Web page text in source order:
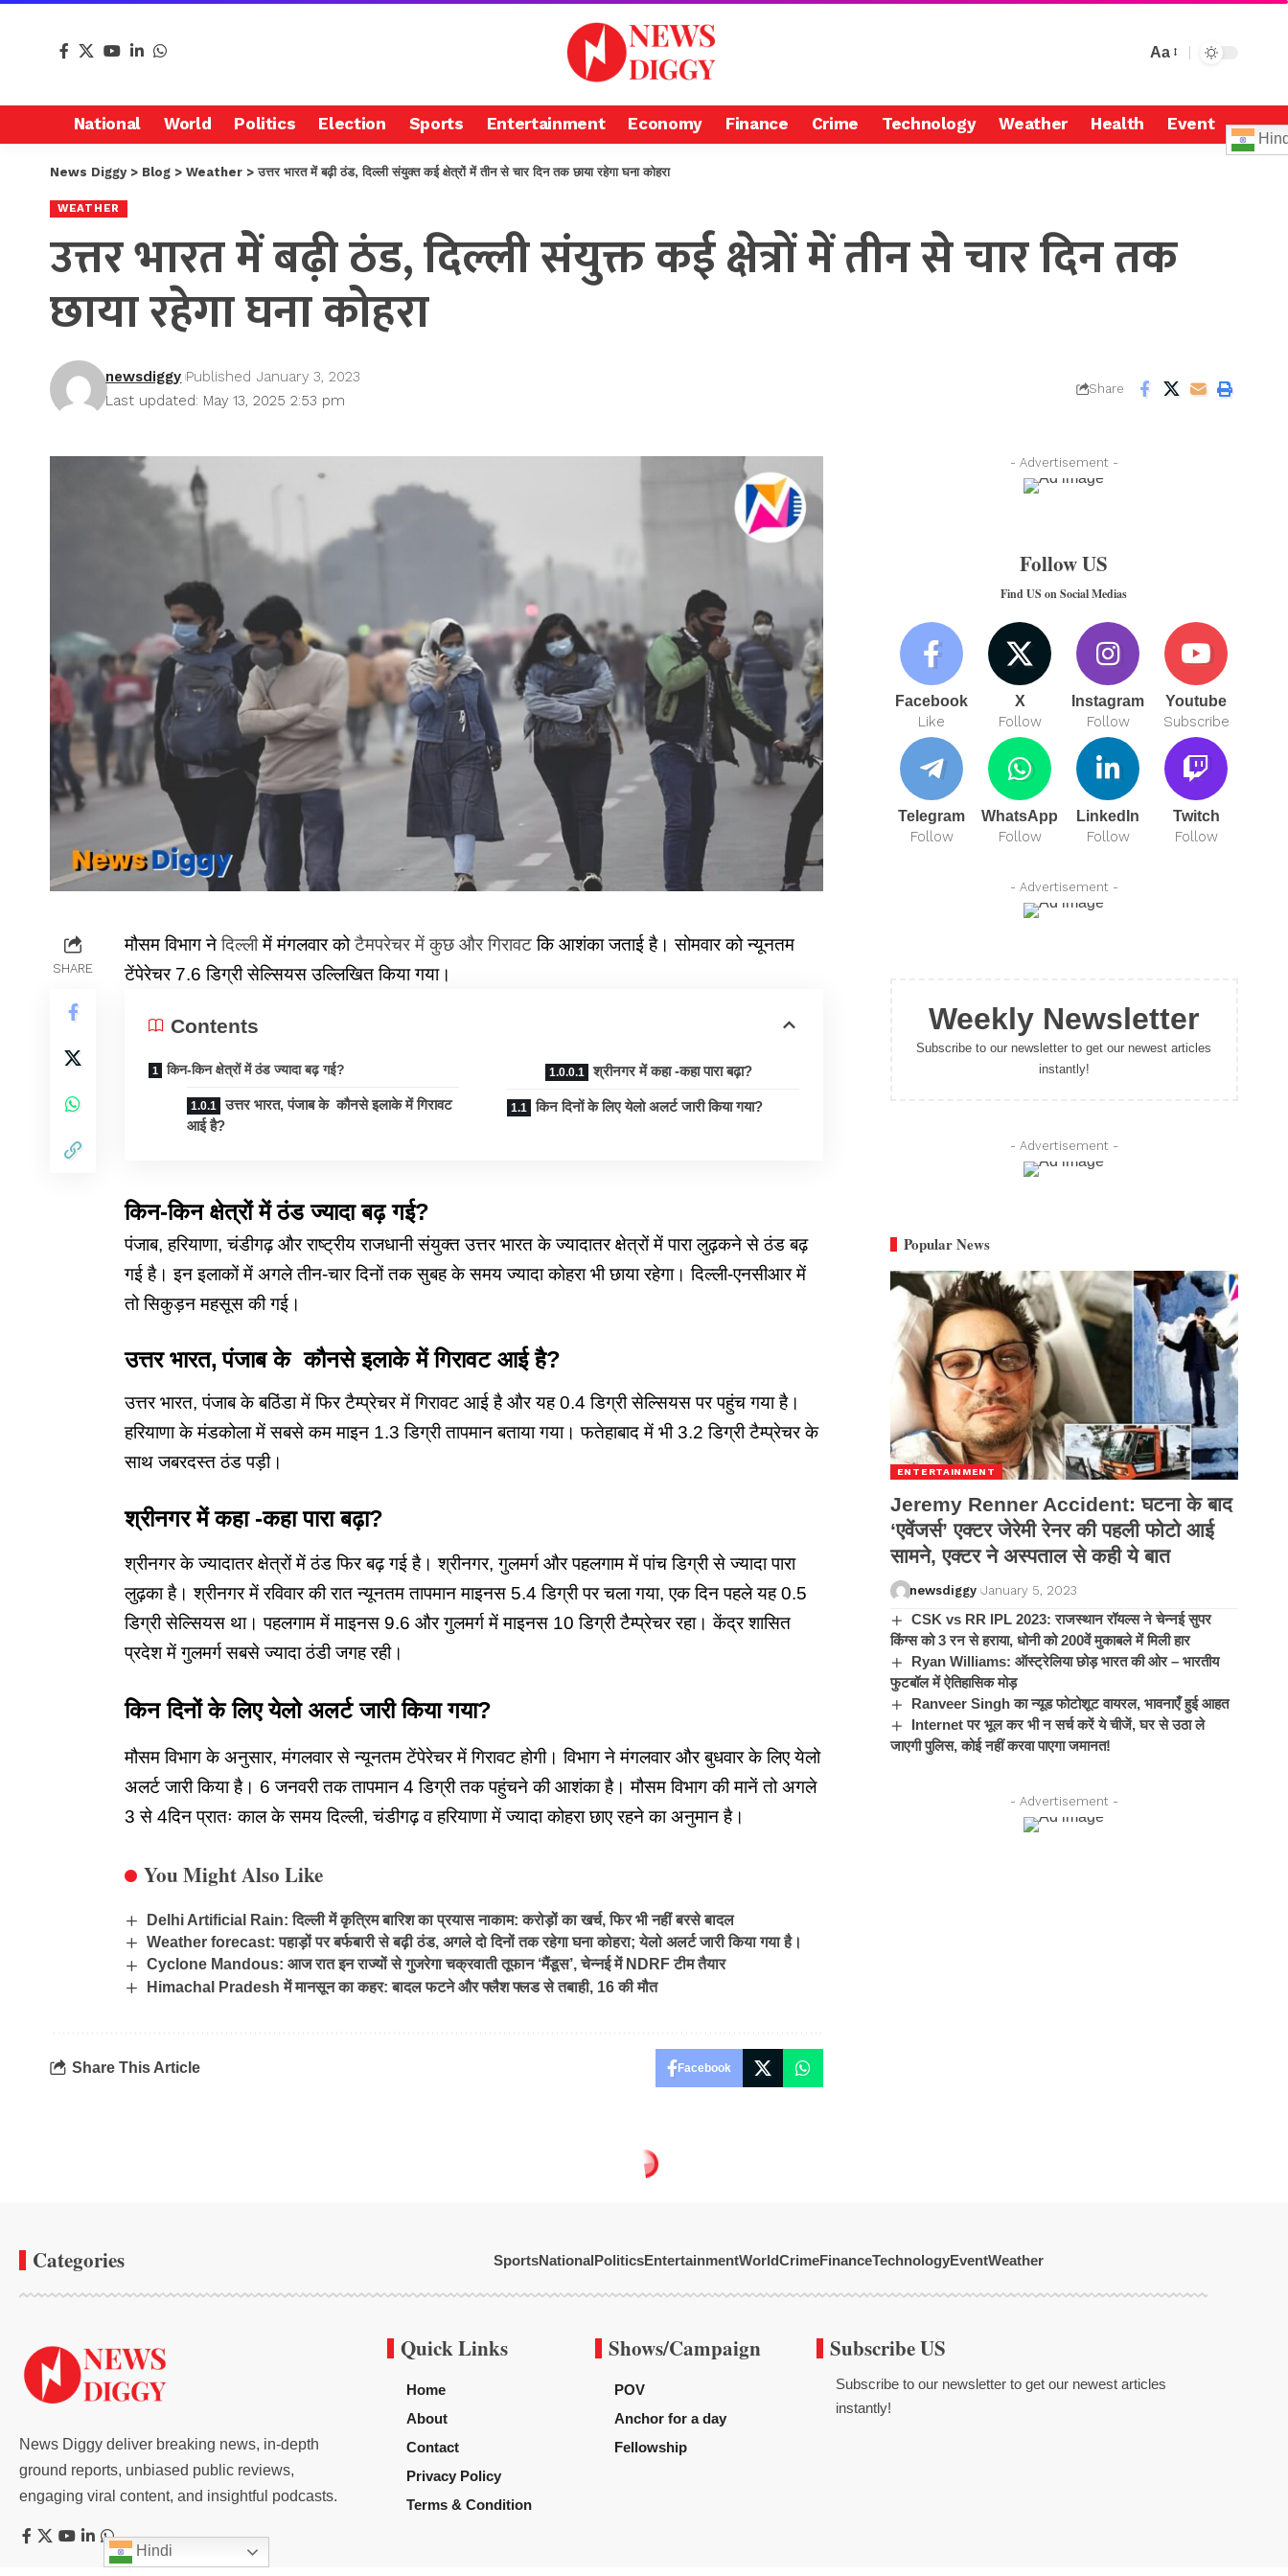
Aa
National World Politics Election Sports Entertainment Economy Finance Crime Technology Weather Health Event
News Diggy> Blog > Weather > उत्तर भारत में बढ़ी ठंड, दिल्ली संयुक्त कई क्षेत्रों में तीन से चार दिन तक छाया रहेगा घना कोहरा
WEATHER
उत्तर भारत में बढ़ी ठंड, दिल्ली संयुक्त कई क्षेत्रों में तीन से चार दिन तक
छाया रहेगा घना कोहरा
Last updated: May 13, 2025 2:53 pm
newsdiggy Published January 3, 2023
Share
SHARE
मौसम विभाग ने दिल्ली में मंगलवार को टैमपरेचर में कुछ और गिरावट कि आशंका जताई है। सोमवार को न्यूनतम
टेंपेरेचर 7.6 डिग्री सेल्सियस उल्लिखित किया गया।
Contents
किन-किन क्षेत्रों में ठंड ज्यादा बढ़ गई?
उत्तर भारत, पंजाब के कौनसे इलाके में गिरावट
आई है?
श्रीनगर में कहा -कहा पारा बढ़ा?
किन दिनों के लिए येलो अलर्ट जारी किया गया?
किन-किन क्षेत्रों में ठंड ज्यादा बढ़ गई?
पंजाब, हरियाणा, चंडीगढ़ और राष्ट्रीय राजधानी संयुक्त उत्तर भारत के ज्यादातर क्षेत्रों में पारा लुढ़कने से ठंड बढ़
गई है। इन इलाकों में अगले तीन-चार दिनों तक सुबह के समय ज्यादा कोहरा भी छाया रहेगा। दिल्ली-एनसीआर में
तो सिकुड़न महसूस की गई।
उत्तर भारत, पंजाब के कौनसे इलाके में गिरावट आई है?
उत्तर भारत, पंजाब के बठिंडा में फिर टैम्प्रेचर में गिरावट आई है और यह 0.4 डिग्री सेल्सियस पर पहुंच गया है।
हरियाणा के मंडकोला में सबसे कम माइन 1.3 डिग्री तापमान बताया गया। फतेहाबाद में भी 3.2 डिग्री टैम्प्रेचर के
साथ जबरदस्त ठंड पड़ी।
श्रीनगर में कहा -कहा पारा बढ़ा?
श्रीनगर के ज्यादातर क्षेत्रों में ठंड फिर बढ़ गई है। श्रीनगर, गुलमर्ग और पहलगाम में पांच डिग्री से ज्यादा पारा
लुढ़का है। श्रीनगर में रविवार की रात न्यूनतम तापमान माइनस 5.4 डिग्री पर चला गया, एक दिन पहले यह 0.5
डिग्री सेल्सियस था। पहलगाम में माइनस 9.6 और गुलमर्ग में माइनस 10 डिग्री टैम्प्रेचर रहा। केंद्र शासित
प्रदेश में गुलमर्ग सबसे ज्यादा ठंडी जगह रही।
किन दिनों के लिए येलो अलर्ट जारी किया गया?
मौसम विभाग के अनुसार, मंगलवार से न्यूनतम टेंपेरेचर में गिरावट होगी। विभाग ने मंगलवार और बुधवार के लिए येलो
अलर्ट जारी किया है। 6 जनवरी तक तापमान 4 डिग्री तक पहुंचने की आशंका है। मौसम विभाग की मानें तो अगले
3 से 4दिन प्रातः काल के समय दिल्ली, चंडीगढ़ व हरियाणा में ज्यादा कोहरा छाए रहने का अनुमान है।
You Might Also Like
Delhi Artificial Rain: दिल्ली में कृत्रिम बारिश का प्रयास नाकाम: करोड़ों का खर्च, फिर भी नहीं बरसे बादल
Weather forecast: पहाड़ों पर बर्फबारी से बढ़ी ठंड, अगले दो दिनों तक रहेगा घना कोहरा; येलो अलर्ट जारी किया गया है।
Cyclone Mandous: आज रात इन राज्‍यों से गुजरेगा चक्रवाती तूफान ‘मैंडूस’, चेन्‍नई में NDRF टीम तैयार
Himachal Pradesh में मानसून का कहर: बादल फटने और फ्लैश फ्लड से तबाही, 16 की मौत
Share This Article Facebook
- Advertisement -
Follow US
Find US on Social Medias
Facebook
Like
X
Follow
Instagram
Follow
Youtube
Subscribe
Telegram
Follow
WhatsApp
Follow
LinkedIn
Follow
Twitch
Follow
- Advertisement -
Weekly Newsletter
Subscribe to our newsletter to get our newest articles
instantly!
- Advertisement -
Popular News
ENTERTAINMENT
Jeremy Renner Accident: घटना के बाद
‘एवेंजर्स’ एक्टर जेरेमी रेनर की पहली फोटो आई
सामने, एक्टर ने अस्पताल से कही ये बात
newsdiggy January 5, 2023
CSK vs RR IPL 2023: राजस्थान रॉयल्स ने चेन्नई सुपर
किंग्स को 3 रन से हराया, धोनी को 200वें मुकाबले में मिली हार
Ryan Williams: ऑस्ट्रेलिया छोड़ भारत की ओर – भारतीय
फुटबॉल में ऐतिहासिक मोड़
Ranveer Singh का न्यूड फोटोशूट वायरल, भावनाएँ हुई आहत
Internet पर भूल कर भी न सर्च करें ये चीजें, घर से उठा ले
जाएगी पुलिस, कोई नहीं करवा पाएगा जमानत!
- Advertisement -
Categories SportsNationalPoliticsEntertainmentWorldCrimeFinanceTechnologyEventWeather
News Diggy deliver breaking news, in-depth
ground reports, unbiased public reviews,
engaging viral content, and insightful podcasts.
Quick Links
Home
About
Contact
Privacy Policy
Terms & Condition
Shows/Campaign
POV
Anchor for a day
Fellowship
Subscribe US
Subscribe to our newsletter to get our newest articles
instantly!
Hindi